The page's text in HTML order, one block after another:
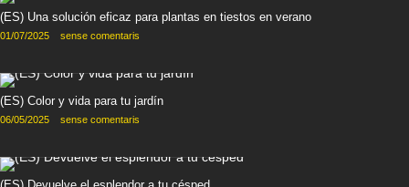
(ES) Una solución eficaz para plantas en tiestos en verano
01/07/2025 sense comentaris
(ES) Color y vida para tu jardín
06/05/2025 sense comentaris